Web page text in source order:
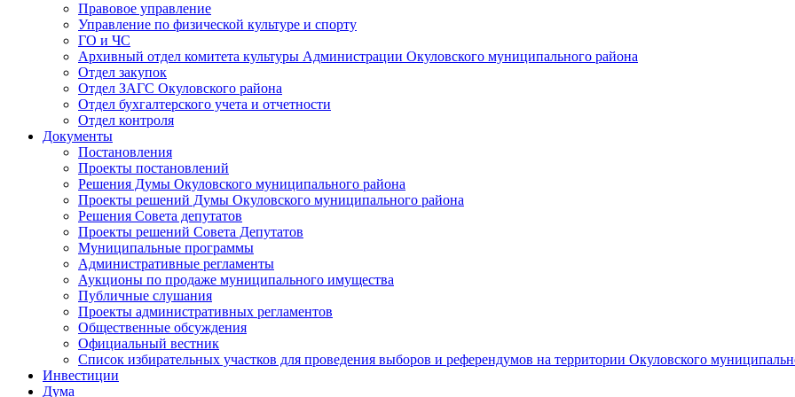
Правовое управление
Управление по физической культуре и спорту
ГО и ЧС
Архивный отдел комитета культуры Администрации Окуловского муниципального района
Отдел закупок
Отдел ЗАГС Окуловского района
Отдел бухгалтерского учета и отчетности
Отдел контроля
Документы
Постановления
Проекты постановлений
Решения Думы Окуловского муниципального района
Проекты решений Думы Окуловского муниципального района
Решения Совета депутатов
Проекты решений Совета Депутатов
Муниципальные программы
Административные регламенты
Аукционы по продаже муниципального имущества
Публичные слушания
Проекты административных регламентов
Общественные обсуждения
Официальный вестник
Список избирательных участков для проведения выборов и референдумов на территории Окуловского
Инвестиции
Дума